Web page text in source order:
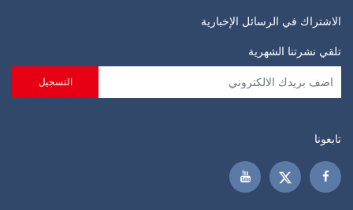
الاشتراك في الرسائل الإخبارية
تلقي نشرتنا الشهرية
تابعونا